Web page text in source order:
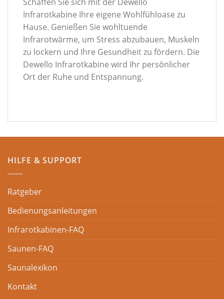
Infrarotkabine Ihre eigene Wohlfühloase zu
Hause. Genießen Sie wohltuende
Infrarotwärme, um Stress abzubauen, Muskeln
zu lockern und Ihre Gesundheit zu fördern. Die
Dewello Infrarotkabine wird Ihr persönlicher
Ort der Ruhe und Entspannung.
HILFE & SUPPORT
Ratgeber
Bedienungsanleitungen
Infrarotkabinen-FAQ
Saunen-FAQ
Saunalexikon
Kontakt